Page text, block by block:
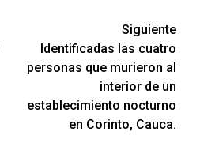
Siguiente
Identificadas las cuatro
personas que murieron al
interior de un
establecimiento nocturno
en Corinto, Cauca.